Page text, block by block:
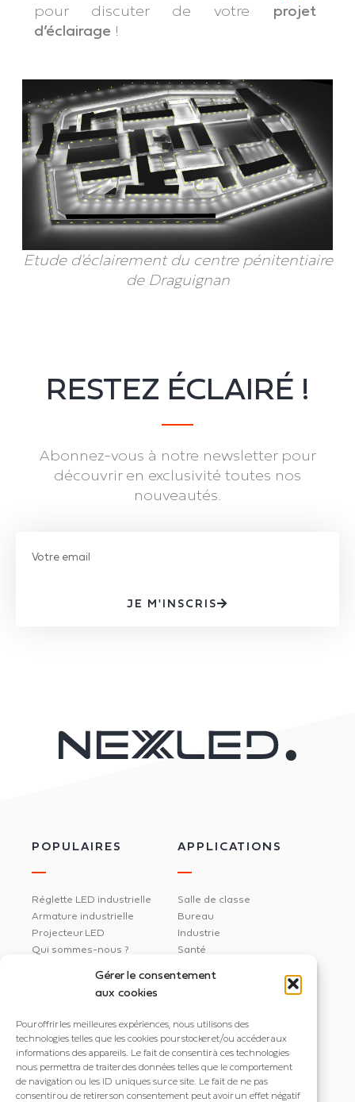
Gérer le consentement
aux cookies
Pour offrir les meilleures expériences, nous utilisons des
technologies telles que les cookies pour stocker et/ou accéder aux
informations des appareils. Le fait de consentir à ces technologies
nous permettra de traiter des données telles que le comportement
de navigation ou les ID uniques sur ce site. Le fait de ne pas
consentir ou de retirer son consentement peut avoir un effet négatif
pour discuter de votre projet
d’éclairage !
Etude d'éclairement du centre pénitentiaire
de Draguignan
RESTEZ ÉCLAIRÉ !
Abonnez-vous à notre newsletter pour
découvrir en exclusivité toutes nos
nouveautés.
JE M'INSCRIS
POPULAIRES
Réglette LED industrielle
Armature industrielle
Projecteur LED
Qui sommes-nous ?
APPLICATIONS
Salle de classe
Bureau
Industrie
Santé
Sport
Vinicole
Inactinique
SUR MESURE CONTACT